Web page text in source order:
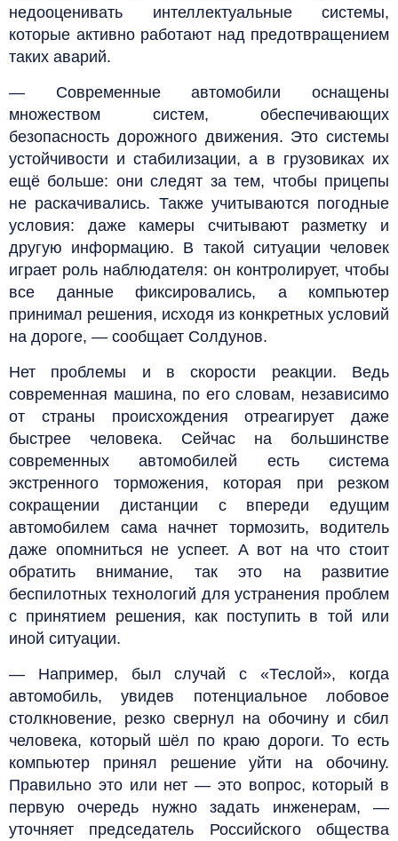
недооценивать интеллектуальные системы,
которые активно работают над предотвращением
таких аварий.
— Современные автомобили оснащены
множеством систем, обеспечивающих
безопасность дорожного движения. Это системы
устойчивости и стабилизации, а в грузовиках их
ещё больше: они следят за тем, чтобы прицепы
не раскачивались. Также учитываются погодные
условия: даже камеры считывают разметку и
другую информацию. В такой ситуации человек
играет роль наблюдателя: он контролирует, чтобы
все данные фиксировались, а компьютер
принимал решения, исходя из конкретных условий
на дороге, — сообщает Солдунов.
Нет проблемы и в скорости реакции. Ведь
современная машина, по его словам, независимо
от страны происхождения отреагирует даже
быстрее человека. Сейчас на большинстве
современных автомобилей есть система
экстренного торможения, которая при резком
сокращении дистанции с впереди едущим
автомобилем сама начнет тормозить, водитель
даже опомниться не успеет. А вот на что стоит
обратить внимание, так это на развитие
беспилотных технологий для устранения проблем
с принятием решения, как поступить в той или
иной ситуации.
— Например, был случай с «Теслой», когда
автомобиль, увидев потенциальное лобовое
столкновение, резко свернул на обочину и сбил
человека, который шёл по краю дороги. То есть
компьютер принял решение уйти на обочину.
Правильно это или нет — это вопрос, который в
первую очередь нужно задать инженерам, —
уточняет председатель Российского общества